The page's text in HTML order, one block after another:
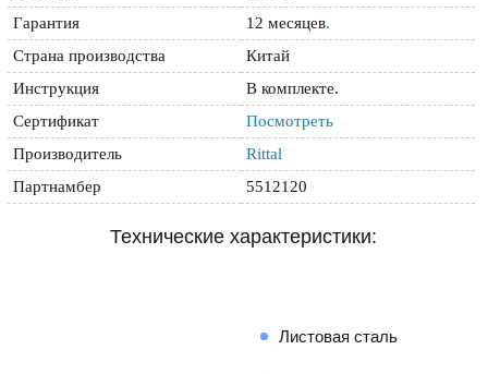
Гарантия
12 месяцев.
Страна производства
Китай
Инструкция
В комплекте.
Сертификат
Посмотреть
Производитель
Rittal
Партнамбер
5512120
Технические характеристики:
Листовая сталь